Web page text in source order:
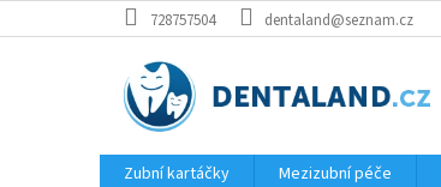
na
728757504 dentaland@seznam.cz
Zubní kartáčky Mezizubní péče